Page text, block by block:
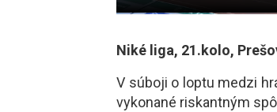
Niké liga, 21.kolo,
V súboji o loptu medzi
vykonané riskantným